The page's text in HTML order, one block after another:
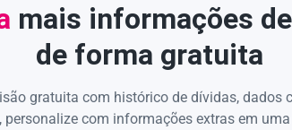
mais informações
de forma gratuita
gratuita com histórico de dívidas, dados
personalize com informações extras em